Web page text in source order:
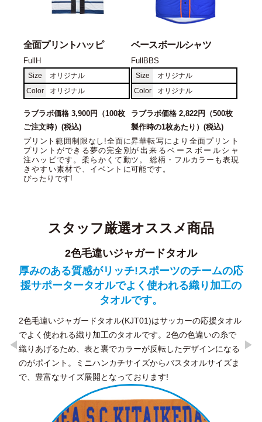
全面プリントハッピ
FullH
Size
オリジナル
Color
オリジナル
ラブラボ価格 3,900円（100枚
ご注文時）(税込)
プリント範囲制限なし!全面に
プリントができる夢の完全別
注ハッピです。柔らかくて動
きやすい素材で、イベントに
ぴったりです!
ベースボールシャツ
FullBBS
Size
オリジナル
Color
オリジナル
ラブラボ価格 2,822円（500枚
製作時の1枚あたり）(税込)
昇華転写により全面プリント
が出来るベースボールシャ
ツ。 総柄・フルカラーも表現
可能です。
スタッフ厳選オススメ商品
の応
工の
タオル
糸で
になる
イズま
コットンツイルローキャップ
ほどよくハリのあるツイル生地の浅めキャッ
プ。
金属クリップアジャスター付きでサイズ調節ができます。コ
ーディネートに合わせやすく、男女問わず人気の定番キャッ
プです。